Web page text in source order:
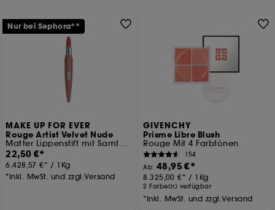
MAKE UP FOR EVER
Rouge Artist Velvet Nude
Matter Lippenstift mit Samteffekt
22,50 €
6.428,57 € / 1Kg
*Inkl. MwSt. und zzgl.Versand
Nur bei Sephora**
GIVENCHY
Prisme Libre Blush
Rouge Mit 4 Farbtönen
154
Ab:48,95 €
8.325,00 € / 1Kg
2 Farbe(n) verfügbar
*Inkl. MwSt. und zzgl.Versand